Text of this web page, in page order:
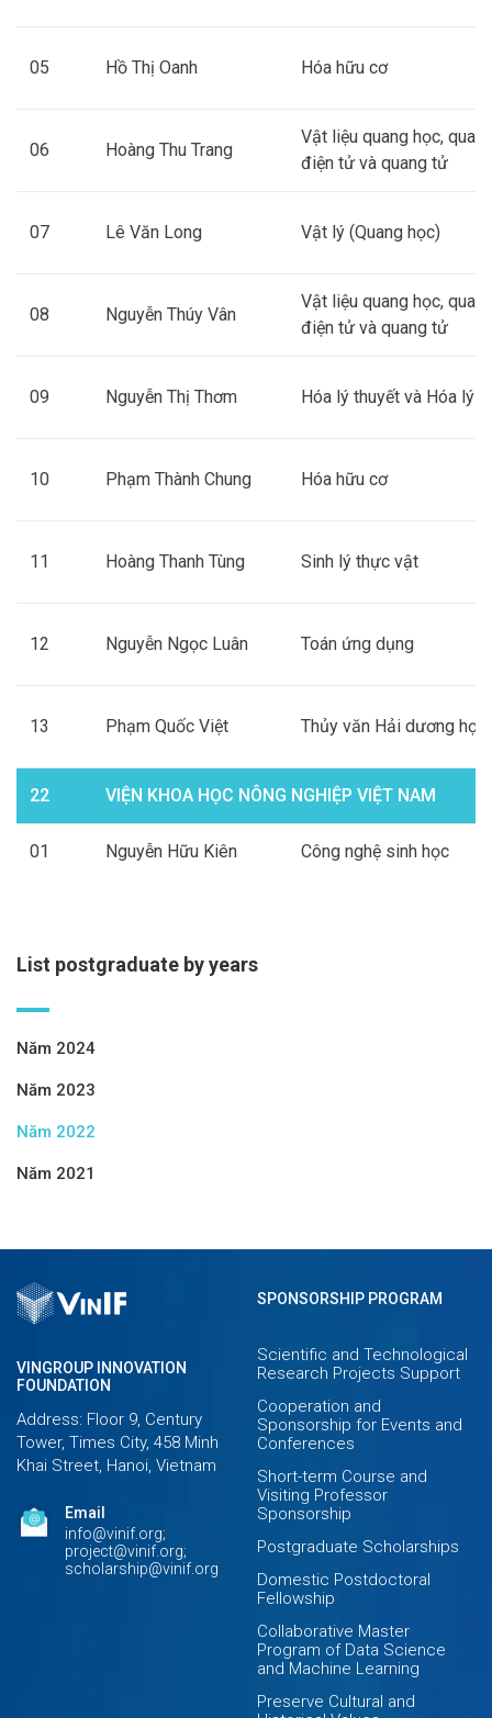
05 Hồ Thị Oanh Hóa hữu cơ
06 Hoàng Thu Trang
Vật liệu quang học,
điện tử và quang tử
07 Lê Văn Long Vật lý (Quang học)
08 Nguyễn Thúy Vân
Vật liệu quang học,
điện tử và quang tử
09 Nguyễn Thị Thơm Hóa lý thuyết và Hóa lý
10 Phạm Thành Chung Hóa hữu cơ
11 Hoàng Thanh Tùng Sinh lý thực vật
12 Nguyễn Ngọc Luân Toán ứng dụng
13 Phạm Quốc Việt Thủy văn Hải dương học
22 VIỆN KHOA HỌC NÔNG NGHIỆP VIỆT NAM
01 Nguyễn Hữu Kiên Công nghệ sinh học
List postgraduate by years
Năm 2024
Năm 2023
Năm 2022
Năm 2021
VINGROUP INNOVATION
FOUNDATION
Address: Floor 9, Century
Tower, Times City, 458 Minh
Khai Street, Hanoi, Vietnam
Email
info@vinif.org;
project@vinif.org;
scholarship@vinif.org
SPONSORSHIP PROGRAM
Scientific and Technological
Research Projects Support
Cooperation and
Sponsorship for Events and
Conferences
Short-term Course and
Visiting Professor
Sponsorship
Postgraduate Scholarships
Domestic Postdoctoral
Fellowship
Collaborative Master
Program of Data Science
and Machine Learning
Preserve Cultural and